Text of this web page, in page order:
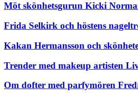
Möt skönhetsgurun Kicki
Frida Selkirk och höstens
Kakan Hermansson och
Trender med makeup artisten
Om dofter med parfymören